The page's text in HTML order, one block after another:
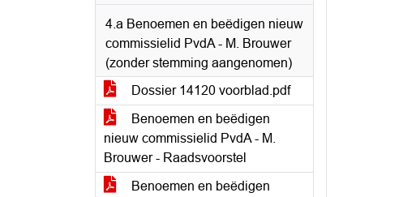
4.a Benoemen en beëdigen nieuw
commissielid PvdA - M. Brouwer
(zonder stemming aangenomen)
Dossier 14120 voorblad.pdf
Benoemen en beëdigen
nieuw commissielid PvdA - M.
Brouwer - Raadsvoorstel
Benoemen en beëdigen